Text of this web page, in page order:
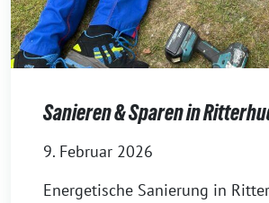
Sanieren & Sparen in
9. Februar 2026
Energetische Sanierung in